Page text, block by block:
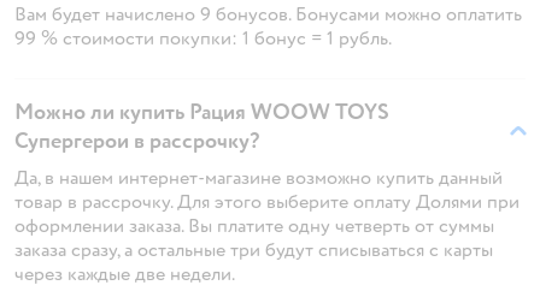
Вам будет начислено 9 бонусов. Бонусами можно оплатить
99 % стоимости покупки: 1 бонус = 1 рубль.
Можно ли купить Рация WOOW TOYS
Супергерои в рассрочку?
Да, в нашем интернет-магазине возможно купить данный
товар в рассрочку. Для этого выберите оплату Долями при
оформлении заказа. Вы платите одну четверть от суммы
заказа сразу, а остальные три будут списываться с карты
через каждые две недели.